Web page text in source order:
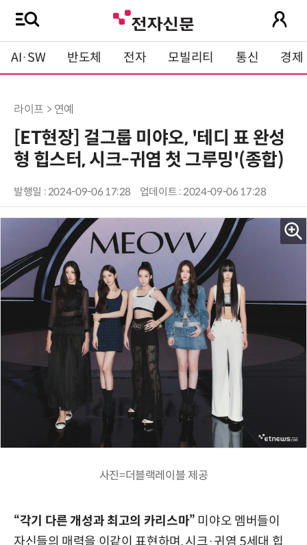
AI·SW 반도체 전자 모빌리티 통신 경제
라이프 > 연예
[ET현장] 걸그룹 미야오, '테디 표 완성
형 힙스터, 시크-귀염 첫 그루밍'(종합)
발행일 : 2024-09-06 17:28 업데이트 : 2024-09-06 17:28
사진=더블랙레이블 제공
“각기 다른 개성과 최고의 카리스마” 미야오 멤버들이
자신들의 매력을 이같이 표현하며, 시크·귀염 5세대 힙